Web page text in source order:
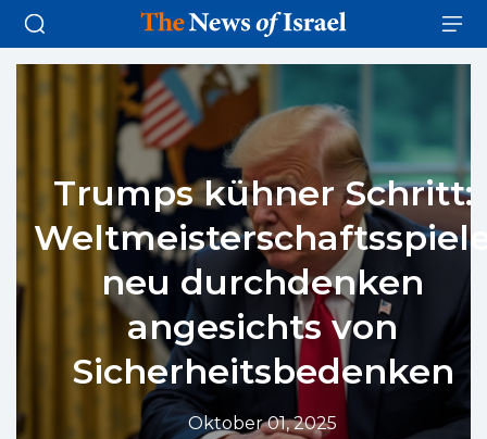
Trumps kühner Schritt:
neu durchdenken
angesichts von
Sicherheitsbedenken
Oktober 01, 2025